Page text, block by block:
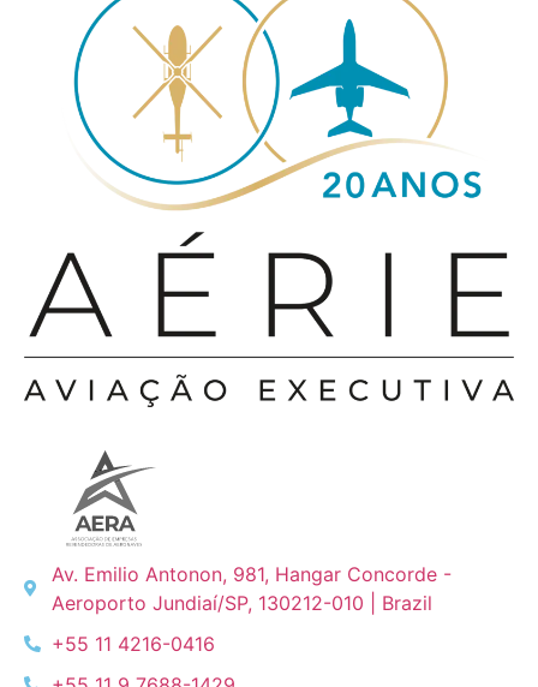
Av. Emilio Antonon, 981, Hangar Concorde -
Aeroporto Jundiaí/SP, 130212-010 | Brazil
+55 11 4216-0416